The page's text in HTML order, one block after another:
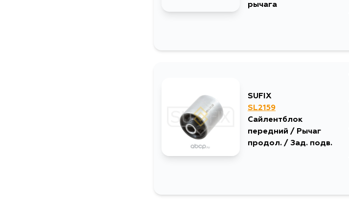
рычага
SUFIX
SL2159
Сайлентблок
передний / Рычаг
продол. / Зад. подв.